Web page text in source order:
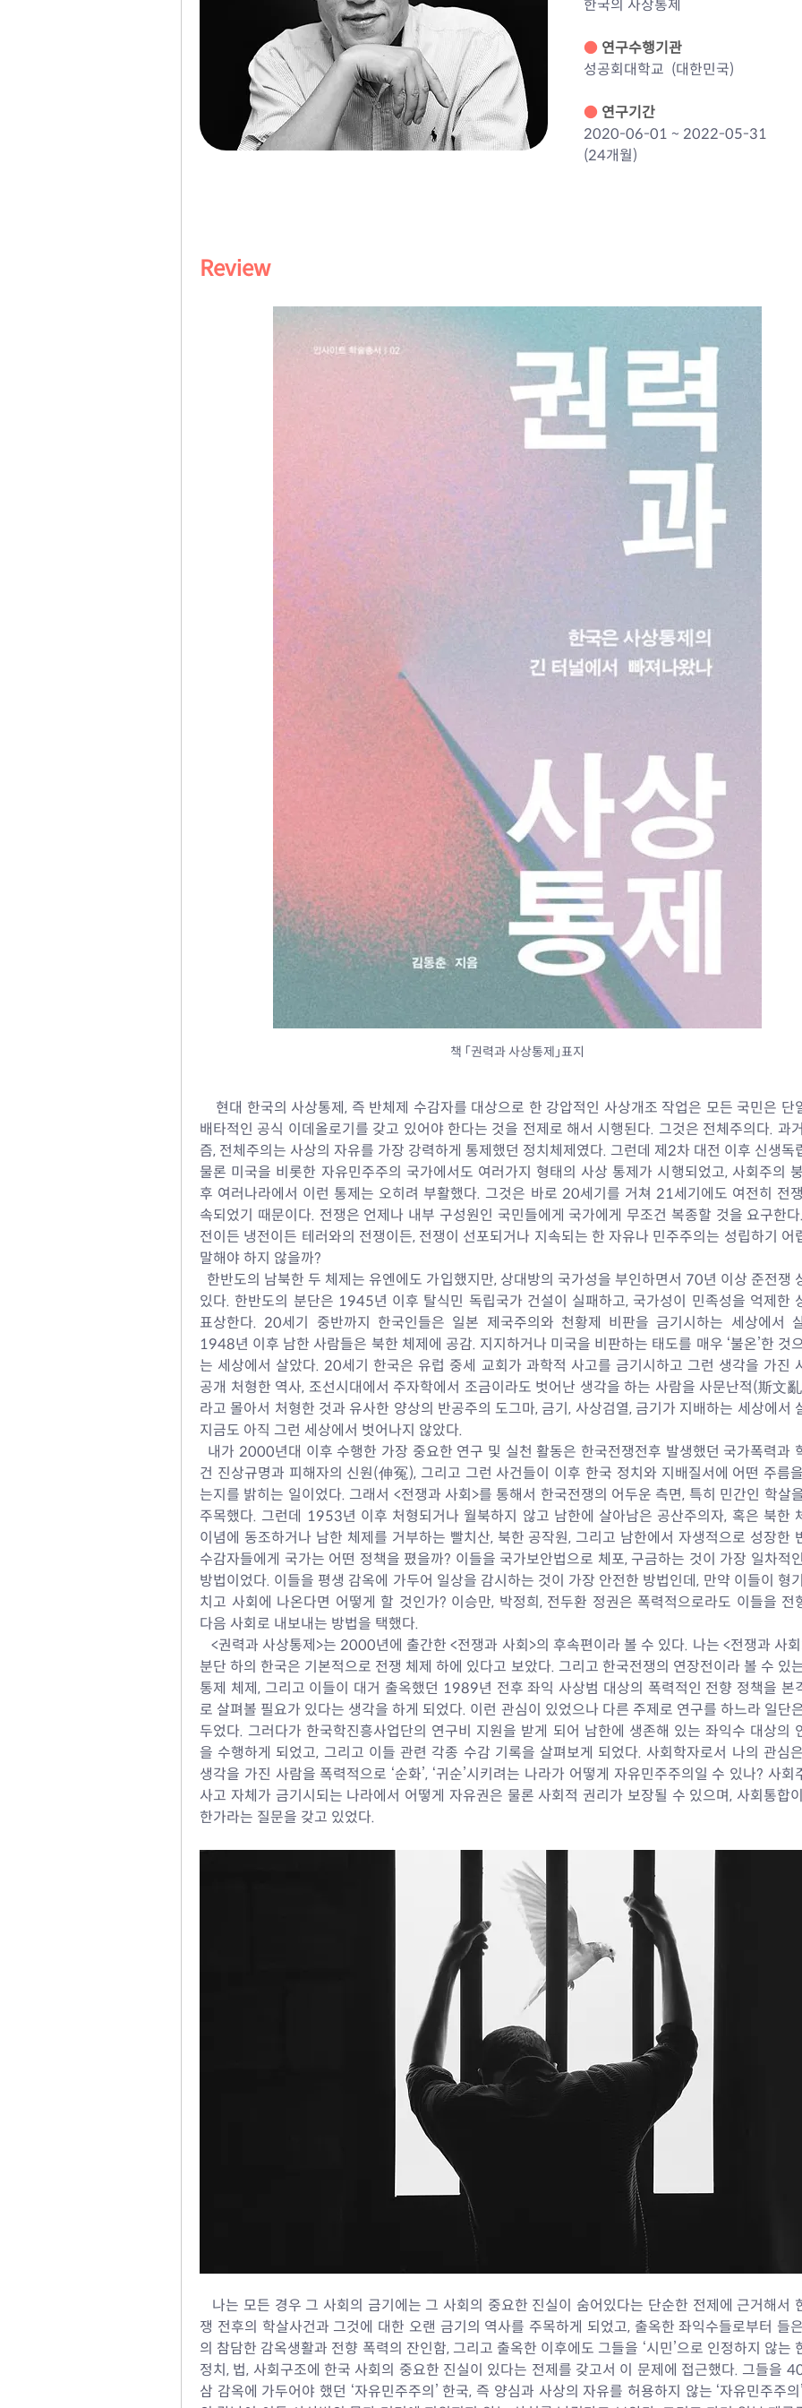
한국의 사상통제
● 연구수행기관
성공회대학교 (대한민국)
● 연구기간
2020-06-01 ~ 2022-05-31
(24개월)
Review
책 「권력과 사상통제」표지
현대 한국의 사상통제, 즉 반체제 수감자를 대상으로 한 강압적인 사상개조 작업은 모든 국민은 단
배타적인 공식 이데올로기를 갖고 있어야 한다는 것을 전제로 해서 시행된다. 그것은 전체주의다. 과
즘, 전체주의는 사상의 자유를 가장 강력하게 통제했던 정치체제였다. 그런데 제2차 대전 이후 신생독
물론 미국을 비롯한 자유민주주의 국가에서도 여러가지 형태의 사상 통제가 시행되었고, 사회주의
후 여러나라에서 이런 통제는 오히려 부활했다. 그것은 바로 20세기를 거쳐 21세기에도 여전히 전
속되었기 때문이다. 전쟁은 언제나 내부 구성원인 국민들에게 국가에게 무조건 복종할 것을 요구한
전이든 냉전이든 테러와의 전쟁이든, 전쟁이 선포되거나 지속되는 한 자유나 민주주의는 성립하기 어
말해야 하지 않을까?
한반도의 남북한 두 체제는 유엔에도 가입했지만, 상대방의 국가성을 부인하면서 70년 이상 준전쟁
있다. 한반도의 분단은 1945년 이후 탈식민 독립국가 건설이 실패하고, 국가성이 민족성을 억제한
표상한다. 20세기 중반까지 한국인들은 일본 제국주의와 천황제 비판을 금기시하는 세상에서
1948년 이후 남한 사람들은 북한 체제에 공감. 지지하거나 미국을 비판하는 태도를 매우 ‘불온’한 것
는 세상에서 살았다. 20세기 한국은 유럽 중세 교회가 과학적 사고를 금기시하고 그런 생각을 가진
공개 처형한 역사, 조선시대에서 주자학에서 조금이라도 벗어난 생각을 하는 사람을 사문난적(斯文亂
라고 몰아서 처형한 것과 유사한 양상의 반공주의 도그마, 금기, 사상검열, 금기가 지배하는 세상에서
지금도 아직 그런 세상에서 벗어나지 않았다.
내가 2000년대 이후 수행한 가장 중요한 연구 및 실천 활동은 한국전쟁전후 발생했던 국가폭력과
건 진상규명과 피해자의 신원(伸冤), 그리고 그런 사건들이 이후 한국 정치와 지배질서에 어떤 주름
는지를 밝히는 일이었다. 그래서 <전쟁과 사회>를 통해서 한국전쟁의 어두운 측면, 특히 민간인 학살
주목했다. 그런데 1953년 이후 처형되거나 월북하지 않고 남한에 살아남은 공산주의자, 혹은 북한
이념에 동조하거나 남한 체제를 거부하는 빨치산, 북한 공작원, 그리고 남한에서 자생적으로 성장한
수감자들에게 국가는 어떤 정책을 폈을까? 이들을 국가보안법으로 체포, 구금하는 것이 가장 일차적
방법이었다. 이들을 평생 감옥에 가두어 일상을 감시하는 것이 가장 안전한 방법인데, 만약 이들이 형
치고 사회에 나온다면 어떻게 할 것인가? 이승만, 박정희, 전두환 정권은 폭력적으로라도 이들을 전
다음 사회로 내보내는 방법을 택했다.
<권력과 사상통제>는 2000년에 출간한 <전쟁과 사회>의 후속편이라 볼 수 있다. 나는 <전쟁과 사회
분단 하의 한국은 기본적으로 전쟁 체제 하에 있다고 보았다. 그리고 한국전쟁의 연장전이라 볼 수 있
통제 체제, 그리고 이들이 대거 출옥했던 1989년 전후 좌익 사상범 대상의 폭력적인 전향 정책을 본
로 살펴볼 필요가 있다는 생각을 하게 되었다. 이런 관심이 있었으나 다른 주제로 연구를 하느라 일단
두었다. 그러다가 한국학진흥사업단의 연구비 지원을 받게 되어 남한에 생존해 있는 좌익수 대상의
을 수행하게 되었고, 그리고 이들 관련 각종 수감 기록을 살펴보게 되었다. 사회학자로서 나의 관심
생각을 가진 사람을 폭력적으로 ‘순화’, ‘귀순’시키려는 나라가 어떻게 자유민주주의일 수 있나? 사회
사고 자체가 금기시되는 나라에서 어떻게 자유권은 물론 사회적 권리가 보장될 수 있으며, 사회통합
한가라는 질문을 갖고 있었다.
나는 모든 경우 그 사회의 금기에는 그 사회의 중요한 진실이 숨어있다는 단순한 전제에 근거해서
쟁 전후의 학살사건과 그것에 대한 오랜 금기의 역사를 주목하게 되었고, 출옥한 좌익수들로부터 들
의 참담한 감옥생활과 전향 폭력의 잔인함, 그리고 출옥한 이후에도 그들을 ‘시민’으로 인정하지 않는
정치, 법, 사회구조에 한국 사회의 중요한 진실이 있다는 전제를 갖고서 이 문제에 접근했다. 그들을
삼 감옥에 가두어야 했던 ‘자유민주주의’ 한국, 즉 양심과 사상의 자유를 허용하지 않는 ‘자유민주주의